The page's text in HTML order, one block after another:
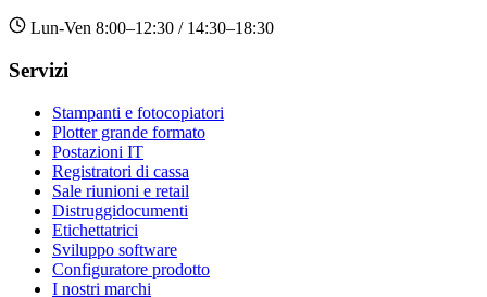
Lun-Ven 8:00–12:30 / 14:30–18:30
Servizi
Stampanti e fotocopiatori
Plotter grande formato
Postazioni IT
Registratori di cassa
Sale riunioni e retail
Distruggidocumenti
Etichettatrici
Sviluppo software
Configuratore prodotto
I nostri marchi